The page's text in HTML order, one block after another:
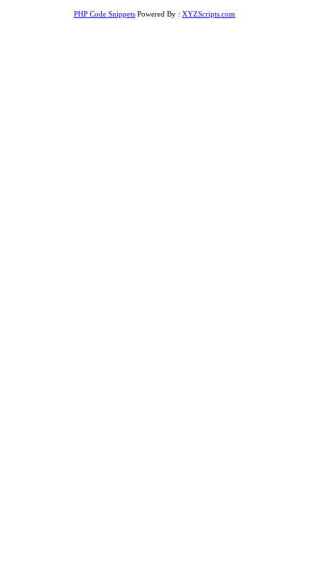
PHP Code Snippets Powered By : XYZScripts.com